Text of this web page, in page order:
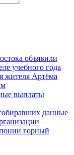
объявили
учебного года
жителя Артёма
выплаты
данные
горный